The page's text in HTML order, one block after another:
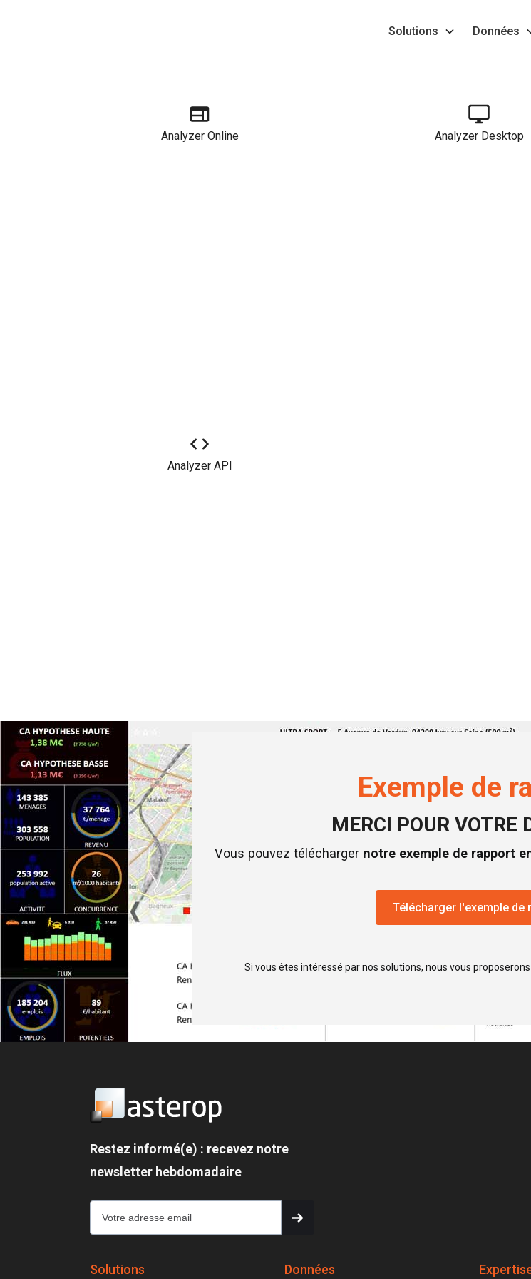
Solutions Données
Analyzer Online Analyzer Desktop
Analyzer API
Exemple de
MERCI POUR VOTRE
Vous pouvez téléchargernotre exemple de rapport
Télécharger l'exemple de
Si vous êtes intéressé par nos solutions, nous vous
Restez informé(e) : recevez notre
newsletter hebdomadaire
Solutions Données